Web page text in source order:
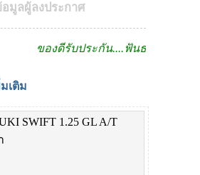
มูลผู้ลงประกาศ
ของดีรับประกัน....ฟันธง!!
เติม
SWIFT 1.25 GL A/T